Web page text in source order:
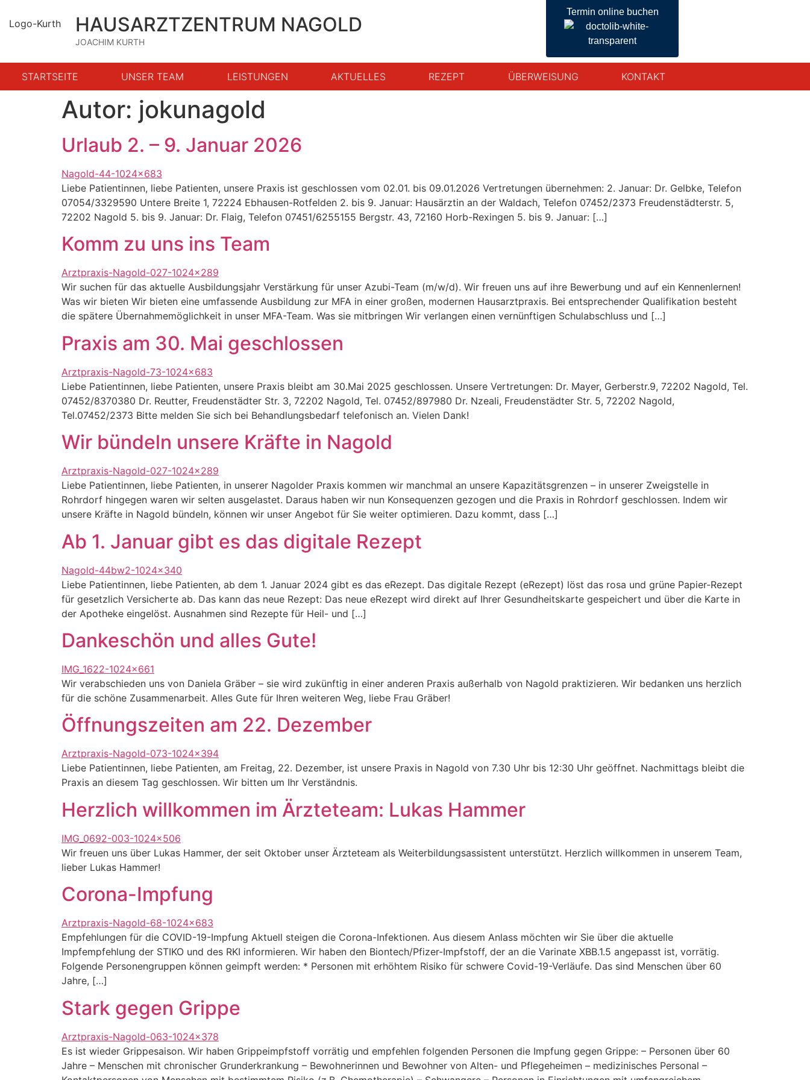
HAUSARZTZENTRUM NAGOLD
JOACHIM KURTH
Termin online buchen
STARTSEITE UNSER TEAM LEISTUNGEN AKTUELLES REZEPT ÜBERWEISUNG KONTAKT
Autor: jokunagold
Urlaub 2. – 9. Januar 2026
Liebe Patientinnen, liebe Patienten, unsere Praxis ist geschlossen vom 02.01. bis 09.01.2026 Vertretungen übernehmen: 2. Januar: Dr. Gelbke, Telefon
07054/3329590 Untere Breite 1, 72224 Ebhausen-Rotfelden 2. bis 9. Januar: Hausärztin an der Waldach, Telefon 07452/2373 Freudenstädterstr. 5,
72202 Nagold 5. bis 9. Januar: Dr. Flaig, Telefon 07451/6255155 Bergstr. 43, 72160 Horb-Rexingen 5. bis 9. Januar: […]
Komm zu uns ins Team
Wir suchen für das aktuelle Ausbildungsjahr Verstärkung für unser Azubi-Team (m/w/d). Wir freuen uns auf ihre Bewerbung und auf ein Kennenlernen!
Was wir bieten Wir bieten eine umfassende Ausbildung zur MFA in einer großen, modernen Hausarztpraxis. Bei entsprechender Qualifikation besteht
die spätere Übernahmemöglichkeit in unser MFA-Team. Was sie mitbringen Wir verlangen einen vernünftigen Schulabschluss und […]
Praxis am 30. Mai geschlossen
Liebe Patientinnen, liebe Patienten, unsere Praxis bleibt am 30.Mai 2025 geschlossen. Unsere Vertretungen: Dr. Mayer, Gerberstr.9, 72202 Nagold, Tel.
07452/8370380 Dr. Reutter, Freudenstädter Str. 3, 72202 Nagold, Tel. 07452/897980 Dr. Nzeali, Freudenstädter Str. 5, 72202 Nagold,
Tel.07452/2373 Bitte melden Sie sich bei Behandlungsbedarf telefonisch an. Vielen Dank!
Wir bündeln unsere Kräfte in Nagold
Liebe Patientinnen, liebe Patienten, in unserer Nagolder Praxis kommen wir manchmal an unsere Kapazitätsgrenzen – in unserer Zweigstelle in
Rohrdorf hingegen waren wir selten ausgelastet. Daraus haben wir nun Konsequenzen gezogen und die Praxis in Rohrdorf geschlossen. Indem wir
unsere Kräfte in Nagold bündeln, können wir unser Angebot für Sie weiter optimieren. Dazu kommt, dass […]
Ab 1. Januar gibt es das digitale Rezept
Liebe Patientinnen, liebe Patienten, ab dem 1. Januar 2024 gibt es das eRezept. Das digitale Rezept (eRezept) löst das rosa und grüne Papier-Rezept
für gesetzlich Versicherte ab. Das kann das neue Rezept: Das neue eRezept wird direkt auf Ihrer Gesundheitskarte gespeichert und über die Karte in
der Apotheke eingelöst. Ausnahmen sind Rezepte für Heil- und […]
Dankeschön und alles Gute!
Wir verabschieden uns von Daniela Gräber – sie wird zukünftig in einer anderen Praxis außerhalb von Nagold praktizieren. Wir bedanken uns herzlich
für die schöne Zusammenarbeit. Alles Gute für Ihren weiteren Weg, liebe Frau Gräber!
Öffnungszeiten am 22. Dezember
Liebe Patientinnen, liebe Patienten, am Freitag, 22. Dezember, ist unsere Praxis in Nagold von 7.30 Uhr bis 12:30 Uhr geöffnet. Nachmittags bleibt die
Praxis an diesem Tag geschlossen. Wir bitten um Ihr Verständnis.
Herzlich willkommen im Ärzteteam: Lukas Hammer
Wir freuen uns über Lukas Hammer, der seit Oktober unser Ärzteteam als Weiterbildungsassistent unterstützt. Herzlich willkommen in unserem Team,
lieber Lukas Hammer!
Corona-Impfung
Empfehlungen für die COVID-19-Impfung Aktuell steigen die Corona-Infektionen. Aus diesem Anlass möchten wir Sie über die aktuelle
Impfempfehlung der STIKO und des RKI informieren. Wir haben den Biontech/Pfizer-Impfstoff, der an die Varinate XBB.1.5 angepasst ist, vorrätig.
Folgende Personengruppen können geimpft werden: * Personen mit erhöhtem Risiko für schwere Covid-19-Verläufe. Das sind Menschen über 60
Jahre, […]
Stark gegen Grippe
Es ist wieder Grippesaison. Wir haben Grippeimpfstoff vorrätig und empfehlen folgenden Personen die Impfung gegen Grippe: – Personen über 60
Jahre – Menschen mit chronischer Grunderkrankung – Bewohnerinnen und Bewohner von Alten- und Pflegeheimen – medizinisches Personal –